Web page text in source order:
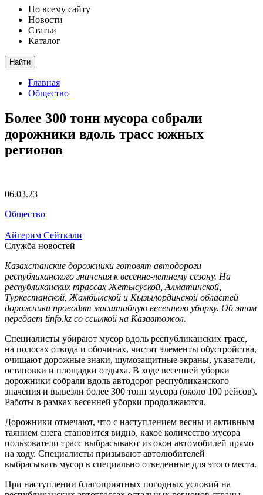
По всему сайту
Новости
Статьи
Каталог
Найти
Главная
Общество
Более 300 тонн мусора собрали
дорожники вдоль трасс южных
регионов
06.03.23
Общество
Айгерим Сейткали
Служба новостей
Казахстанские дорожники готовят автодороги
республиканского значения к весенне-летнему сезону. На
республиканских трассах Жетысуской, Алматинской,
Туркестанской, Жамбылской и Кызылординской областей
дорожники проводят масштабную весеннюю уборку. Об этом
передает tinfo.kz со ссылкой на Казавтожол.
Специалисты убирают мусор вдоль республиканских трасс,
на полосах отвода и обочинах, чистят элементы обустройства,
очищают дорожные знаки, шумозащитные экраны, указатели,
остановки и площадки отдыха. В ходе весенней уборки
дорожники собрали вдоль автодорог республиканского
значения и вывезли более 300 тонн мусора (около 100 рейсов).
Работы в рамках весенней уборки продолжаются.
Дорожники отмечают, что с наступлением весны и активным
таянием снега становится видно, какое количество мусора
пользователи трасс выбрасывают из окон автомобилей прямо
на ходу. Специалисты призывают автолюбителей
выбрасывать мусор в специально отведенные для этого места.
При наступлении благоприятных погодных условий на